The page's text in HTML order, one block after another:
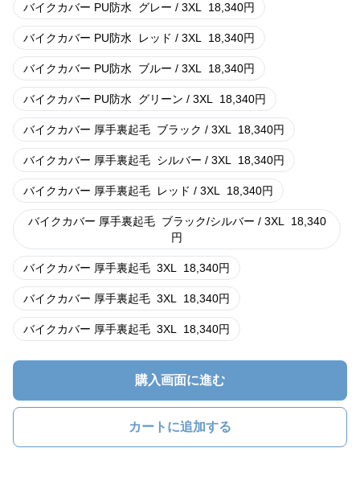
バイクカバー PU防水 グレー / 3XL 18,340円
バイクカバー PU防水 レッド / 3XL 18,340円
バイクカバー PU防水 ブルー / 3XL 18,340円
バイクカバー PU防水 グリーン / 3XL 18,340円
バイクカバー 厚手裏起毛 ブラック / 3XL 18,340円
バイクカバー 厚手裏起毛 シルバー / 3XL 18,340円
バイクカバー 厚手裏起毛 レッド / 3XL 18,340円
バイクカバー 厚手裏起毛 ブラック/シルバー / 3XL
18,340
円
バイクカバー 厚手裏起毛 3XL 18,340円
バイクカバー 厚手裏起毛 3XL 18,340円
バイクカバー 厚手裏起毛 3XL 18,340円
購入画面に進む
カートに追加する